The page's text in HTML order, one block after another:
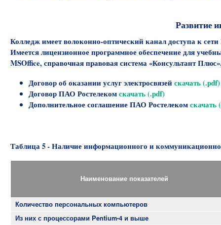
Развитие
Колледж имеет волоконно-оптический канал доступа к
Имеется лицензионное программное обеспечение для
MSOffice, справочная правовая система «Консультант
Договор об оказании услуг электросвязейскачать (.pdf)
Договор ПАО Ростелекомскачать (.pdf)
Дополнительное соглашение ПАО Ростелекомскачать
Таблица 5 - Наличие информационного и
Наименование показателей
Количество персональных компьютеров
Из них с процессорами Pentium-4 и выше